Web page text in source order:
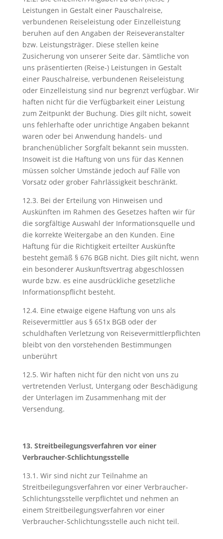
Leistungen in Gestalt einer Pauschalreise,
verbundenen Reiseleistung oder Einzelleistung
beruhen auf den Angaben der Reiseveranstalter
bzw. Leistungsträger. Diese stellen keine
Zusicherung von unserer Seite dar. Sämtliche von
uns präsentierten (Reise-) Leistungen in Gestalt
einer Pauschalreise, verbundenen Reiseleistung
oder Einzelleistung sind nur begrenzt verfügbar. Wir
haften nicht für die Verfügbarkeit einer Leistung
zum Zeitpunkt der Buchung. Dies gilt nicht, soweit
uns fehlerhafte oder unrichtige Angaben bekannt
waren oder bei Anwendung handels- und
branchenüblicher Sorgfalt bekannt sein mussten.
Insoweit ist die Haftung von uns für das Kennen
müssen solcher Umstände jedoch auf Fälle von
Vorsatz oder grober Fahrlässigkeit beschränkt.
12.3. Bei der Erteilung von Hinweisen und
Auskünften im Rahmen des Gesetzes haften wir für
die sorgfältige Auswahl der Informationsquelle und
die korrekte Weitergabe an den Kunden. Eine
Haftung für die Richtigkeit erteilter Auskünfte
besteht gemäß § 676 BGB nicht. Dies gilt nicht, wenn
ein besonderer Auskunftsvertrag abgeschlossen
wurde bzw. es eine ausdrückliche gesetzliche
Informationspflicht besteht.
12.4. Eine etwaige eigene Haftung von uns als
Reisevermittler aus § 651x BGB oder der
schuldhaften Verletzung von Reisevermittlerpflichten
bleibt von den vorstehenden Bestimmungen
unberührt
12.5. Wir haften nicht für den nicht von uns zu
vertretenden Verlust, Untergang oder Beschädigung
der Unterlagen im Zusammenhang mit der
Versendung.
13. Streitbeilegungsverfahren vor einer
Verbraucher-Schlichtungsstelle
13.1. Wir sind nicht zur Teilnahme an
Streitbeilegungsverfahren vor einer Verbraucher-
Schlichtungsstelle verpflichtet und nehmen an
einem Streitbeilegungsverfahren vor einer
Verbraucher-Schlichtungsstelle auch nicht teil.